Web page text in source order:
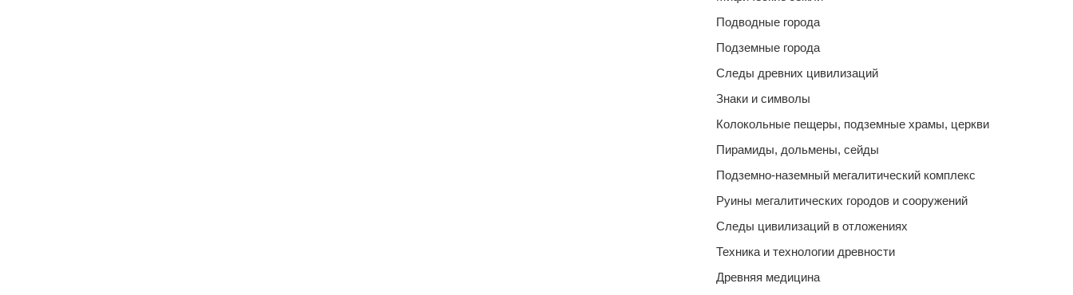
Подводные города
Подземные города
Следы древних цивилизаций
Знаки и символы
Колокольные пещеры, подземные храмы, церкви
Пирамиды, дольмены, сейды
Подземно-наземный мегалитический комплекс
Руины мегалитических городов и сооружений
Следы цивилизаций в отложениях
Техника и технологии древности
Древняя медицина